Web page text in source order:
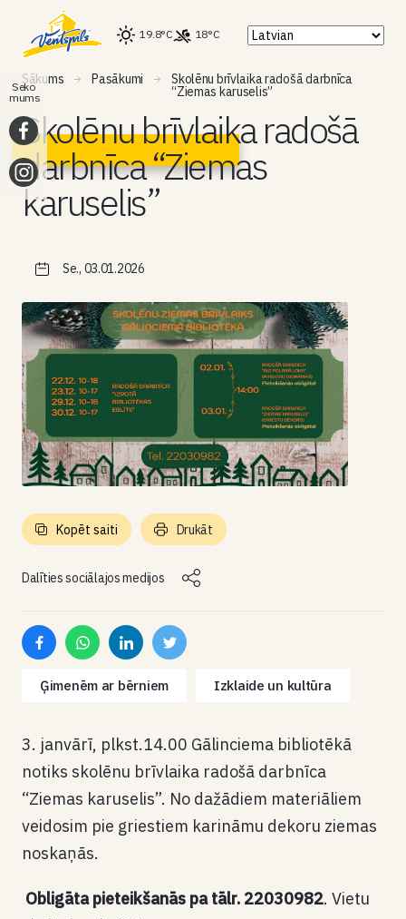
19.8°C 18°C
Sākums Pasākumi Skolēnu brīvlaika radošā darbnīca
“Ziemas karuselis”
Skolēnu brīvlaika radošā
darbnīca “Ziemas
karuselis”
Se., 03.01.2026
Dalīties sociālajos medijos
Kopēt saiti Drukāt
Ģimenēm ar bērniem Izklaide un kultūra
3. janvārī, plkst.14.00 Gālinciema bibliotēkā
notiks skolēnu brīvlaika radošā darbnīca
“Ziemas karuselis”. No dažādiem materiāliem
veidosim pie griestiem karināmu dekoru ziemas
noskaņās.
Obligāta pieteikšanās pa tālr. 22030982. Vietu
Seko
mums